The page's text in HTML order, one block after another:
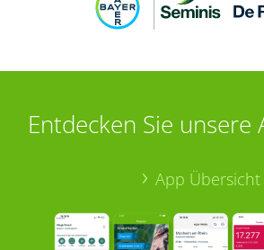
Entdecken Sie unsere
App Übersicht